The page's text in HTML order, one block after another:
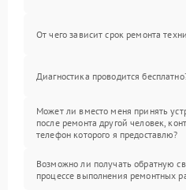
От чего зависит срок ремонта
Диагностика проводится
Может ли вместо меня принять
после ремонта другой человек,
телефон которого я предоставлю?
Возможно ли получать обратную
процессе выполнения ремонтных